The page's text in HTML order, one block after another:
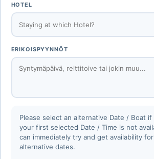
HOTEL
ERIKOISPYYNNÖT
Please select an alternative Date / Boat
your first selected Date / Time is not
can immediately try and get availability
alternative dates.